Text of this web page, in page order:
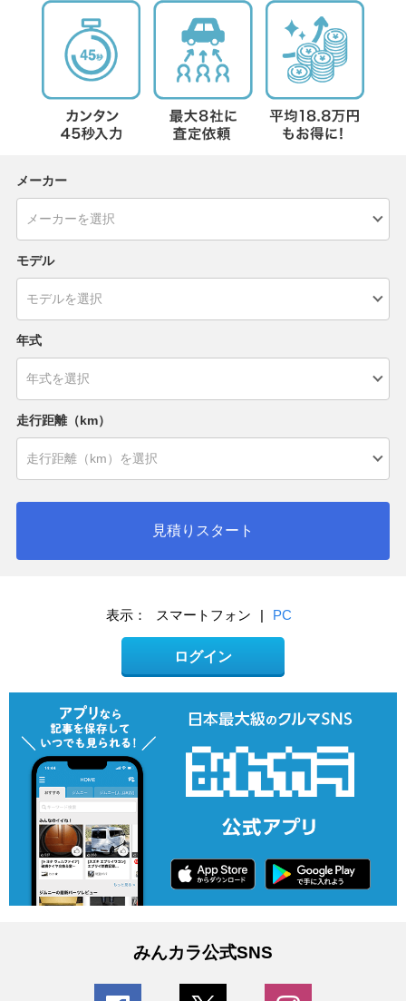
メーカー
モデル
年式
走行距離（km）
見積りスタート
表示： スマートフォン | PC
ログイン
みんカラ公式SNS